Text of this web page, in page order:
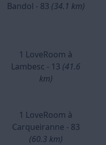
Bandol - 83 (34.1 km)
1 LoveRoom à
Lambesc - 13 (41.6
km)
1 LoveRoom à
Carqueiranne - 83
(60.3 km)